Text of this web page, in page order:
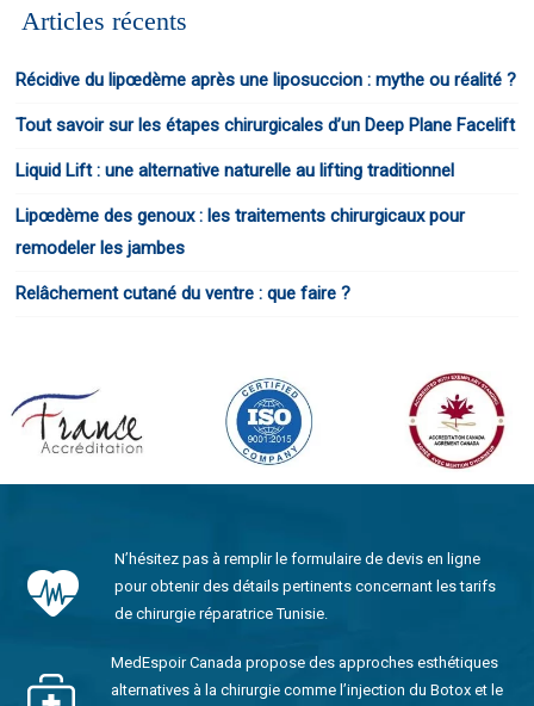
Articles récents
Récidive du lipœdème après une liposuccion : mythe ou réalité ?
Tout savoir sur les étapes chirurgicales d’un Deep Plane Facelift
Liquid Lift : une alternative naturelle au lifting traditionnel
Lipœdème des genoux : les traitements chirurgicaux pour
remodeler les jambes
Relâchement cutané du ventre : que faire ?
N’hésitez pas à remplir le formulaire de devis en ligne
pour obtenir des détails pertinents concernant les tarifs
de chirurgie réparatrice Tunisie.
MedEspoir Canada propose des approches esthétiques
alternatives à la chirurgie comme l’injection du Botox et le